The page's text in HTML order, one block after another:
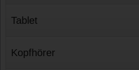
Tablet
Kopfhörer